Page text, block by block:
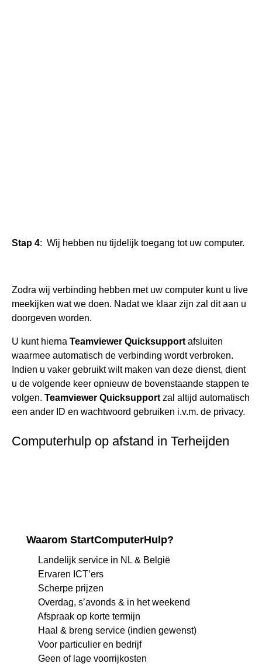
Stap 4: Wij hebben nu tijdelijk toegang tot uw computer.
Zodra wij verbinding hebben met uw computer kunt u live
meekijken wat we doen. Nadat we klaar zijn zal dit aan u
doorgeven worden.
U kunt hierna Teamviewer Quicksupport afsluiten
waarmee automatisch de verbinding wordt verbroken.
Indien u vaker gebruikt wilt maken van deze dienst, dient
u de volgende keer opnieuw de bovenstaande stappen te
volgen. Teamviewer Quicksupport zal altijd automatisch
een ander ID en wachtwoord gebruiken i.v.m. de privacy.
Computerhulp op afstand in Terheijden
Waarom StartComputerHulp?
Landelijk service in NL & België
Ervaren ICT’ers
Scherpe prijzen
Overdag, s’avonds & in het weekend
Afspraak op korte termijn
Haal & breng service (indien gewenst)
Voor particulier en bedrijf
Geen of lage voorrijkosten